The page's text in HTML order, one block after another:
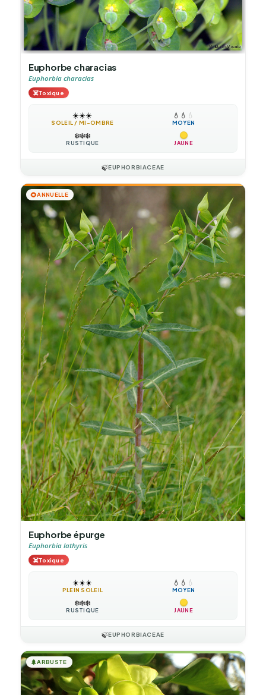
Euphorbe characias
Euphorbia characias
☠️Toxique
☀️☀️☀️
SOLEIL / MI-OMBRE
💧 💧 💧
MOYEN
❄️❄️❄️
RUSTIQUE JAUNE
🍃EUPHORBIACEAE
🌻ANNUELLE
Euphorbe épurge
Euphorbia lathyris
☠️Toxique
☀️☀️☀️
PLEIN SOLEIL
💧 💧 💧
MOYEN
❄️❄️❄️
RUSTIQUE JAUNE
🍃EUPHORBIACEAE
🌲ARBUSTE